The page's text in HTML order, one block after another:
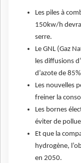
Les piles à
150kw/h
serre.
Le GNL (Gaz
les diffusions
d’azote de
Les nouvelles
freiner la
Les bornes
éviter de
Et que la
hydrogène,
en 2050.